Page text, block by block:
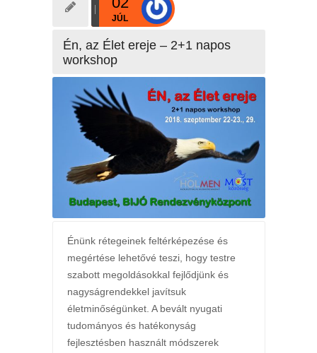
JÚL
Én, az Élet ereje – 2+1 napos
workshop
Énünk rétegeinek feltérképezése és
megértése lehetővé teszi, hogy testre
szabott megoldásokkal fejlődjünk és
nagyságrendekkel javítsuk
életminőségünket. A bevált nyugati
tudományos és hatékonyság
fejlesztésben használt módszerek